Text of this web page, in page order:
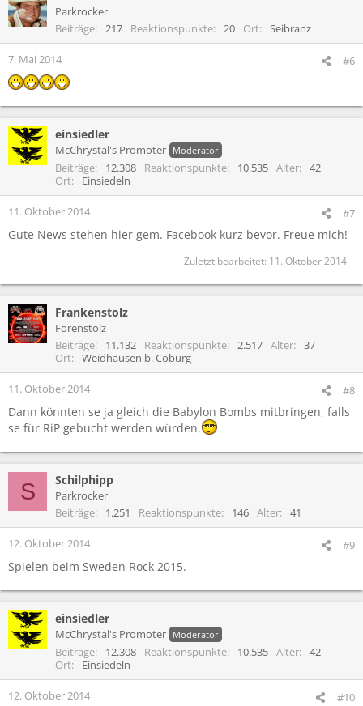
t
i
o
n
n
Parkrocker
Beiträge
217 Reaktionspunkte 20 Ort Seibranz
7. Mai 2014 #6
einsiedler
McChrystal's Promoter Moderator
Beiträge 12.308 Reaktionspunkte 10.535 Alter
42
Ort
Einsiedeln
11. Oktober 2014 #7
Gute News stehen hier gem. Facebook kurz bevor. Freue mich!
Zuletzt bearbeitet: 11. Oktober 2014
Frankenstolz
Forenstolz
Beiträge
11.132 Reaktionspunkte 2.517 Alter
37
Ort
Weidhausen b. Coburg
11. Oktober 2014 #8
Dann könnten se ja gleich die Babylon Bombs mitbringen, falls
se für RiP gebucht werden würden.
S Schilphipp
Parkrocker
Beiträge
1.251 Reaktionspunkte 146 Alter 41
12. Oktober 2014 #9
Spielen beim Sweden Rock 2015.
einsiedler
McChrystal's Promoter Moderator
Beiträge 12.308 Reaktionspunkte 10.535 Alter
42
Ort
Einsiedeln
12. Oktober 2014 #10